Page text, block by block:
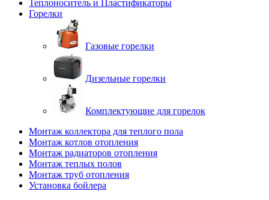
Теплоноситель и Пластификаторы
Горелки
Газовые горелки
Дизельные горелки
Комплектующие для горелок
Монтаж коллектора для теплого пола
Монтаж котлов отопления
Монтаж радиаторов отопления
Монтаж теплых полов
Монтаж труб отопления
Установка бойлера